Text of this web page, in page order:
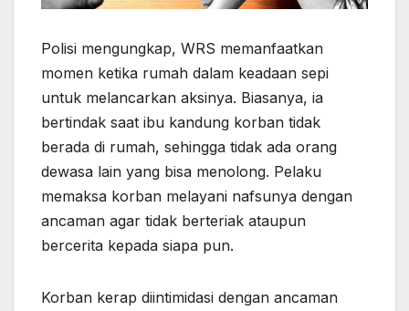
Polisi mengungkap, WRS memanfaatkan
momen ketika rumah dalam keadaan sepi
untuk melancarkan aksinya. Biasanya, ia
bertindak saat ibu kandung korban tidak
berada di rumah, sehingga tidak ada orang
dewasa lain yang bisa menolong. Pelaku
memaksa korban melayani nafsunya dengan
ancaman agar tidak berteriak ataupun
bercerita kepada siapa pun.
Korban kerap diintimidasi dengan ancaman